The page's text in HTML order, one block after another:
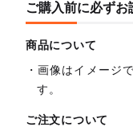
ご購入前に必ずお
商品について
画像はイメージ
す。
ご注文について